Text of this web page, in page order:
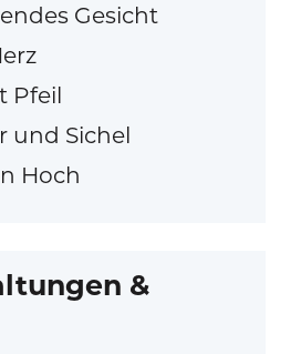
Gesicht
Pfeil
und Sichel
Hoch
&